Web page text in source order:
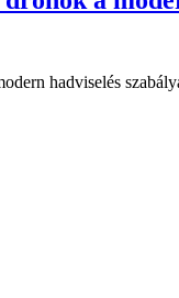
hadviselés